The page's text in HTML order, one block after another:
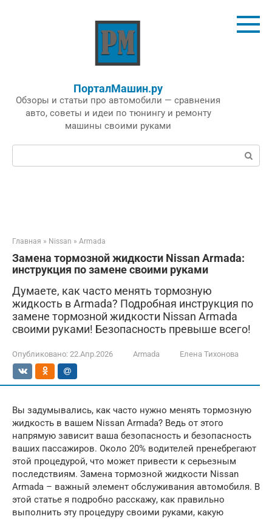
ПорталМашин.ру
Обзоры и статьи про автомобили — сравнения
авто, советы и идеи по тюнингу и ремонту
машины своими руками
Поиск:
Главная » Nissan » Armada
Замена тормозной жидкости Nissan Armada:
инструкция по замене своими руками
Думаете, как часто менять тормозную
жидкость в Armada? Подробная инструкция по
замене тормозной жидкости Nissan Armada
своими руками! Безопасность превыше всего!
Опубликовано: 22.Апр.2026 Armada Елена Тихонова
Вы задумывались, как часто нужно менять тормозную
жидкость в вашем Nissan Armada? Ведь от этого
напрямую зависит ваша безопасность и безопасность
ваших пассажиров. Около 20% водителей пренебрегают
этой процедурой, что может привести к серьезным
последствиям. Замена тормозной жидкости Nissan
Armada – важный элемент обслуживания автомобиля. В
этой статье я подробно расскажу, как правильно
выполнить эту процедуру своими руками, какую